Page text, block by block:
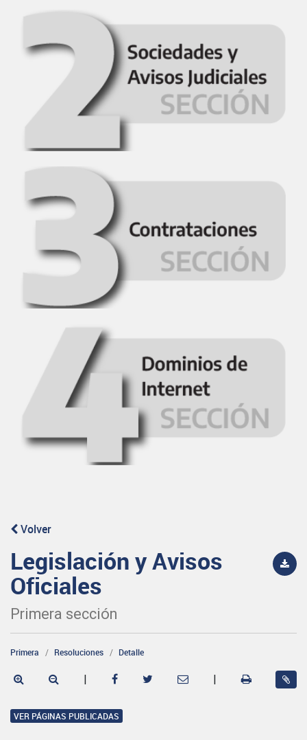
Volver
Legislación y Avisos
Oficiales
Primera sección
Primera Resoluciones Detalle
| |
VER PÁGINAS PUBLICADAS